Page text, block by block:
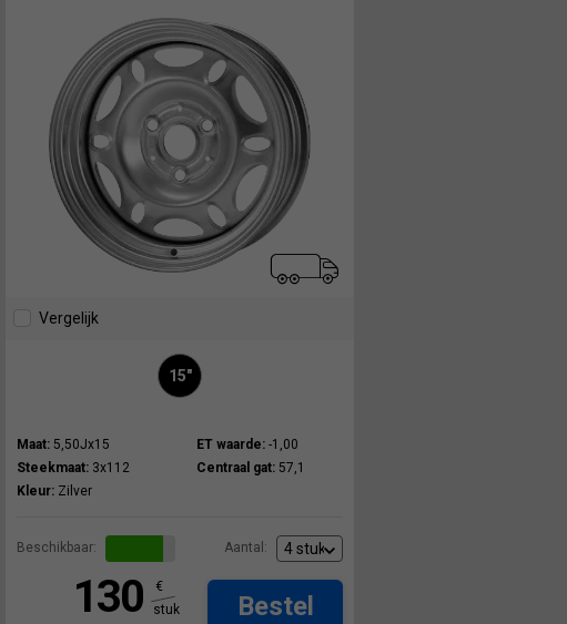
Vergelijk
15"
Maat: 5,50Jx15 ET waarde: -1,00
Steekmaat: 3x112 Centraal gat: 57,1
Kleur: Zilver
Beschikbaar: Aantal:
130
€
stuk
Bestel